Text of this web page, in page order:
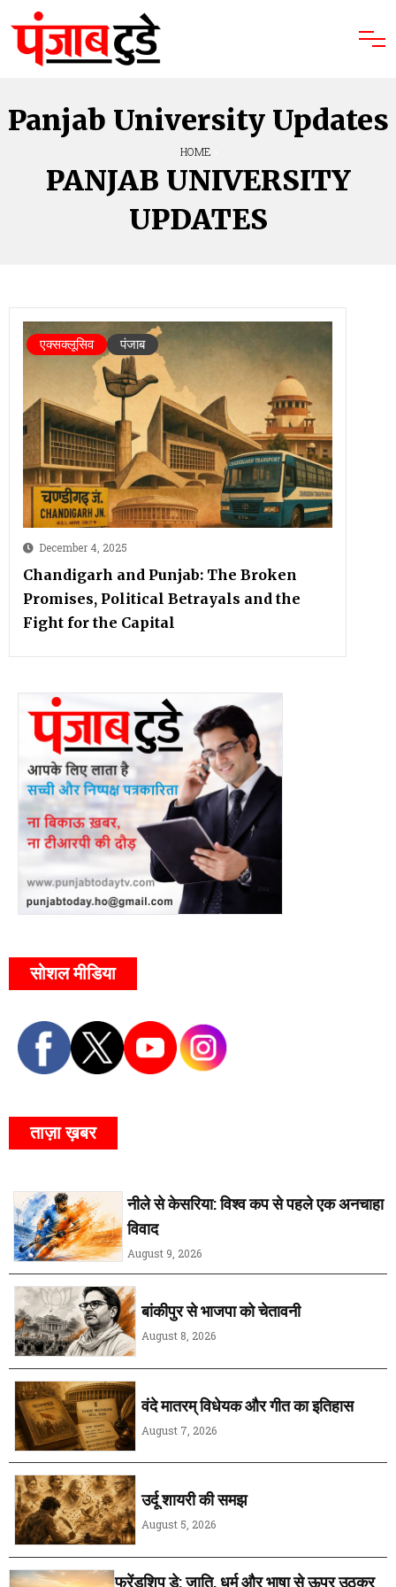
Panjab University Updates
HOME
PANJAB UNIVERSITY
UPDATES
December 4, 2025
Chandigarh and Punjab: The Broken
Promises, Political Betrayals and the
Fight for the Capital
एक्सक्लूसिव पंजाब
सोशल मीडिया
ताज़ा ख़बर
नीले से केसरिया: विश्व कप से पहले एक अनचाहा
विवाद
August 9, 2026
बांकीपुर से भाजपा को चेतावनी
August 8, 2026
वंदे मातरम् विधेयक और गीत का इतिहास
August 7, 2026
उर्दू शायरी की समझ
August 5, 2026
फ्रेंडशिप डे: जाति, धर्म और भाषा से ऊपर उठकर